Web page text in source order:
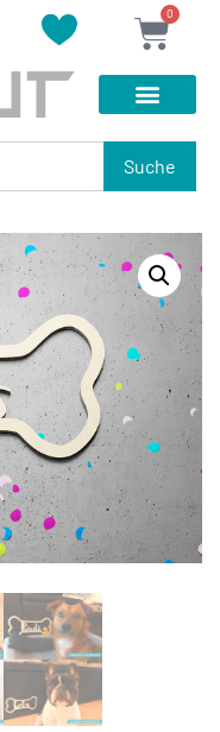
0
Suche